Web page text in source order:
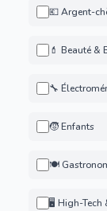
💶 Argent-
💄 Beauté &
🔧
🧒 Enfants
🍽️
🖥️ High-Tech